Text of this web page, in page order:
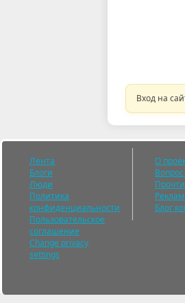
Вход на
Лента
Блоги
Люди
Политика
конфиденциальности
Пользовательское
соглашение
Change privacy
settings
О
Блог